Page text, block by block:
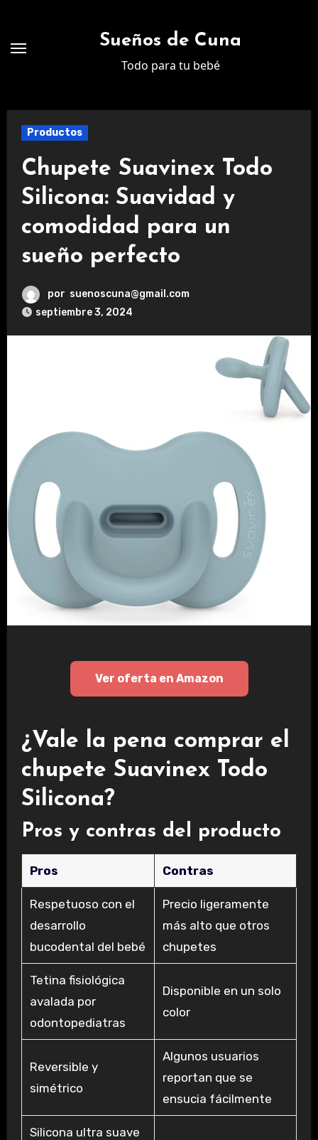
contenido
Sueños de Cuna
Todo para tu bebé
Productos
Chupete Suavinex Todo
Silicona: Suavidad y
comodidad para un
sueño perfecto
por suenoscuna@gmail.com
septiembre 3, 2024
Ver oferta en Amazon
¿Vale la pena comprar el
chupete Suavinex Todo
Silicona?
Pros y contras del producto
Pros Contras
Respetuoso con el
desarrollo
bucodental del bebé
Precio ligeramente
más alto que otros
chupetes
Tetina fisiológica
avalada por
odontopediatras
Disponible en un solo
color
Reversible y
simétrico
Algunos usuarios
reportan que se
ensucia fácilmente
Silicona ultra suave